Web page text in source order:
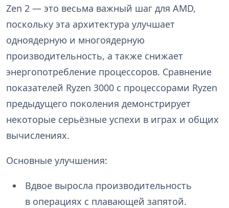
Zen 2 — это весьма важный шаг для AMD,
поскольку эта архитектура улучшает
одноядерную и многоядерную
производительность, а также снижает
энергопотребление процессоров. Сравнение
показателей Ryzen 3000 с процессорами Ryzen
предыдущего поколения демонстрирует
некоторые серьёзные успехи в играх и общих
вычислениях.
Основные улучшения:
Вдвое выросла производительность
в операциях с плавающей запятой.